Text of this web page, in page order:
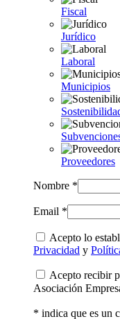
Fiscal
Jurídico
Laboral
Municipios
Proveedores
Nombre *
Email *
Acepto lo
Privacidad y
Acepto recibir
Asociación
* indica que es un